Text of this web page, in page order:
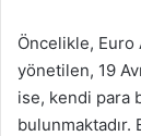
Öncelikle, Euro
yönetilen, 19
ise, kendi para
bulunmaktadır.